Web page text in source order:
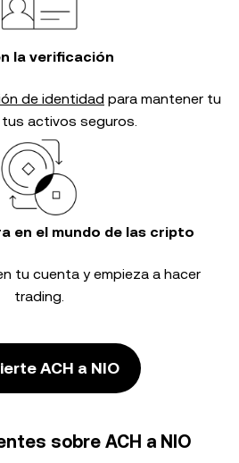
la verificación
de identidad para mantener tu
activos seguros.
en el mundo de las cripto
tu cuenta y empieza a hacer
trading.
ACH a NIO
sobre ACH a NIO